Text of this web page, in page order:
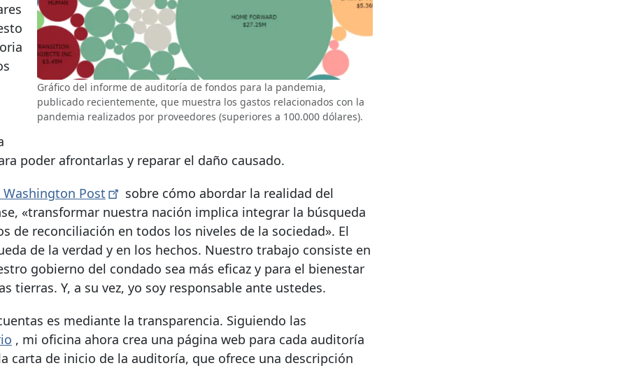
Gráfico del informe de auditoría de fondos para la pandemia,
publicado recientemente, que muestra los gastos relacionados con la
pandemia realizados por proveedores (superiores a 100.000 dólares).
poder afrontarlas y reparar el daño causado.
Post
sobre cómo abordar la realidad del
«transformar nuestra nación implica integrar la búsqueda
de reconciliación en todos los niveles de la sociedad». El
de la verdad y en los hechos. Nuestro trabajo consiste en
gobierno del condado sea más eficaz y para el bienestar
tierras. Y, a su vez, yo soy responsable ante ustedes.
es mediante la transparencia. Siguiendo las
, mi oficina ahora crea una página web para cada auditoría
carta de inicio de la auditoría, que ofrece una descripción